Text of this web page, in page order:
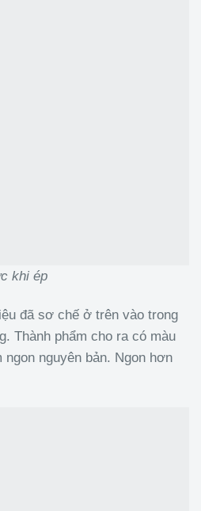
khi ép
đã sơ chế ở trên vào trong
Thành phẩm cho ra có màu
nguyên bản. Ngon hơn